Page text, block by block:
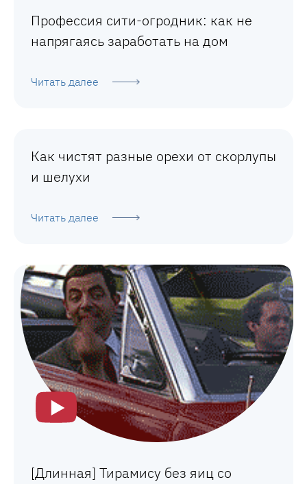
Профессия сити-огродник: как не
напрягаясь заработать на дом
Читать далее
Как чистят разные орехи от скорлупы
и шелухи
Читать далее
[Длинная] Тирамису без яиц со